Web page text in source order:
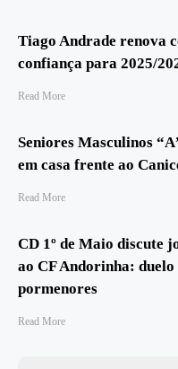
Tiago Andrade renova
confiança para 2025/
Read More
Seniores Masculinos
em casa frente ao
Read More
CD 1º de Maio discute
ao CF Andorinha:
pormenores
Read More